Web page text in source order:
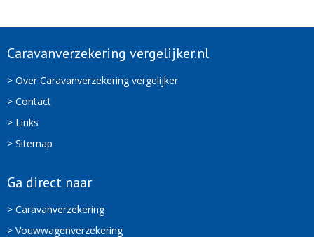
Caravanverzekering vergelijker.nl
> Over Caravanverzekering vergelijker
> Contact
> Links
> Sitemap
Ga direct naar
> Caravanverzekering
> Vouwwagenverzekering